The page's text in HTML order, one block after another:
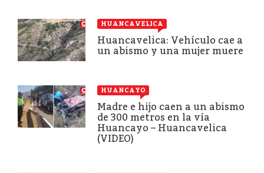
HUANCAVELICA
Huancavelica: Vehículo cae a
un abismo y una mujer muere
HUANCAYO
Madre e hijo caen a un abismo
de 300 metros en la vía
Huancayo – Huancavelica
(VIDEO)